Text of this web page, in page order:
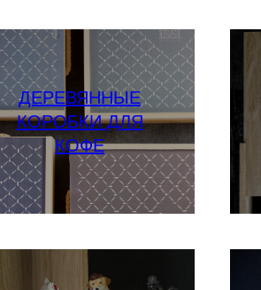
ДЕРЕВЯННЫЕ
КОРОБКИ ДЛЯ
КОФЕ